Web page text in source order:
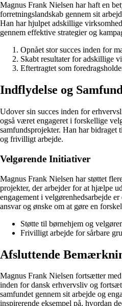
Magnus Frank Nielsen har haft en
forretningslandskab gennem sit
Han har hjulpet adskillige
gennem effektive strategier og
Opnået stor succes inden for
Skabt resultater for adskillige
Eftertragtet som
Indflydelse og
Udover sin succes inden for
også været engageret i forskellige
samfundsprojekter. Han har bidraget
og frivilligt arbejde.
Velgørende Initiativer
Magnus Frank Nielsen har støttet
projekter, der arbejder for at hjælpe
engagement i velgørenhedsarbejde
ansvar og ønske om at gøre en
Støtte til børnehjem og
Frivilligt arbejde for sårbare
Afsluttende
Magnus Frank Nielsen fortsætter
inden for dansk erhvervsliv og
samfundet gennem sit arbejde og
inspirerende eksempel på, hvordan